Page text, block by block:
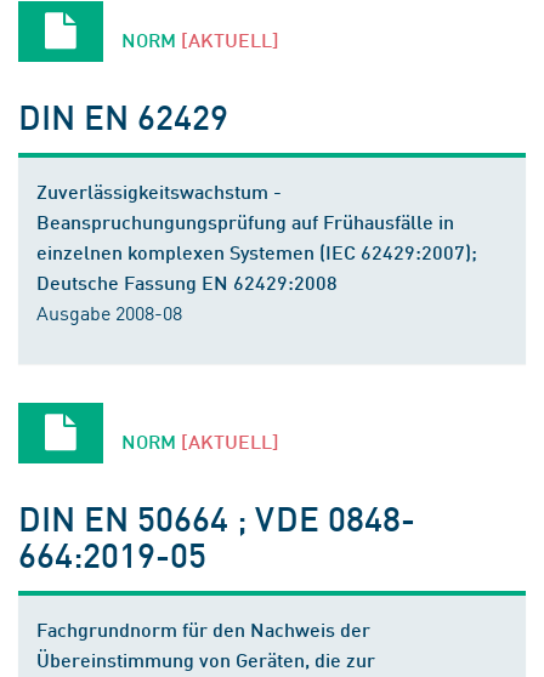
NORM [AKTUELL]
DIN EN 62429
Zuverlässigkeitswachstum -
Beanspruchungungsprüfung auf Frühausfälle in
einzelnen komplexen Systemen (IEC 62429:2007);
Deutsche Fassung EN 62429:2008
Ausgabe 2008-08
NORM [AKTUELL]
DIN EN 50664 ; VDE 0848-
664:2019-05
Fachgrundnorm für den Nachweis der
Übereinstimmung von Geräten, die zur